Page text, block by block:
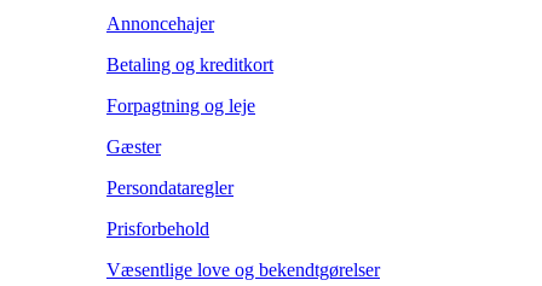
Annoncehajer
Betaling og kreditkort
Forpagtning og leje
Gæster
Persondataregler
Prisforbehold
Væsentlige love og bekendtgørelser